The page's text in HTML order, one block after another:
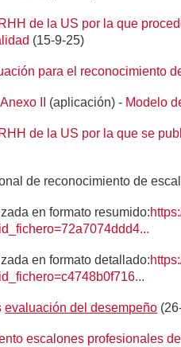
de la US por la que
(15-9-25)
para el reconocimiento
Anexo II (aplicación) - Modelo
de la US por la que se
de reconocimiento de
en formato resumido:
en formato detallado:
evaluación del desempeño
escalones profesionales